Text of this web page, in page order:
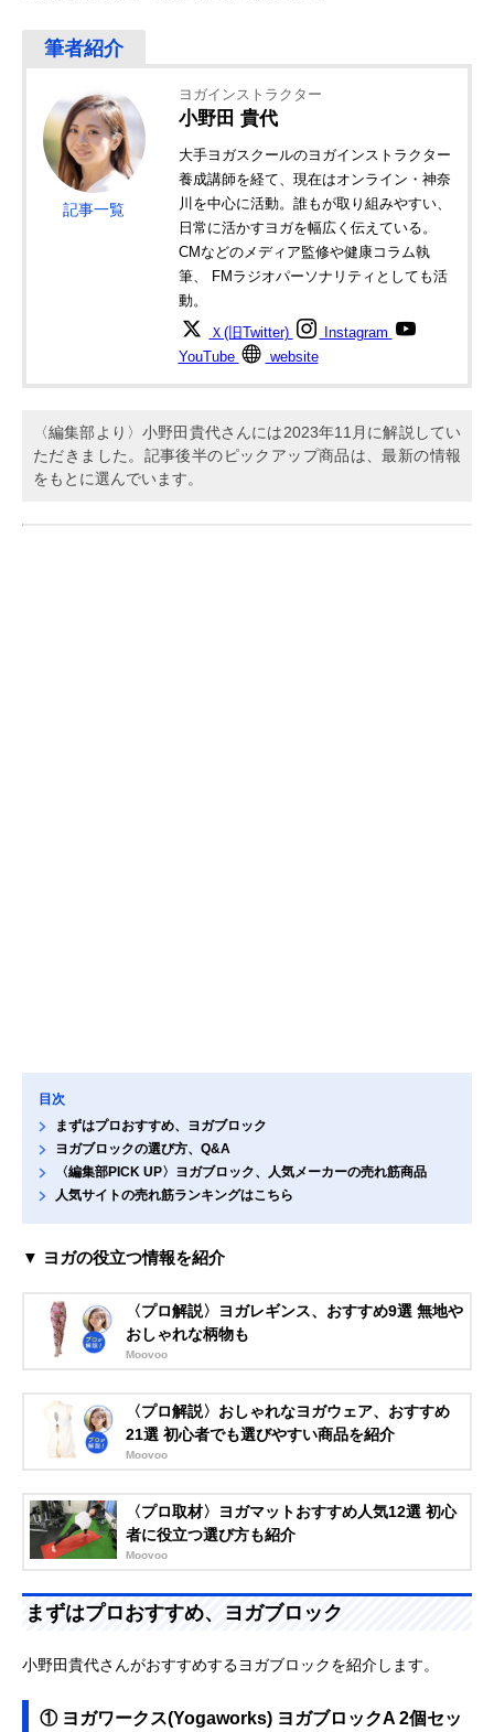
記事一覧
ヨガインストラクター
小野田 貴代
大手ヨガスクールのヨガインストラクター
養成講師を経て、現在はオンライン・神奈
川を中心に活動。誰もが取り組みやすい、
日常に活かすヨガを幅広く伝えている。
CMなどのメディア監修や健康コラム執
筆、 FMラジオパーソナリティとしても活
動。
Ｘ(旧Twitter)
Instagram
YouTube
website
〈編集部より〉小野田貴代さんには2023年11月に解説してい
ただきました。記事後半のピックアップ商品は、最新の情報
をもとに選んでいます。
目次
まずはプロおすすめ、ヨガブロック
ヨガブロックの選び方、Q&A
〈編集部PICK UP〉ヨガブロック、人気メーカーの売れ筋商品
人気サイトの売れ筋ランキングはこちら
▼ ヨガの役立つ情報を紹介
〈プロ解説〉ヨガレギンス、おすすめ9選 無地や
おしゃれな柄物も
Moovoo
〈プロ解説〉おしゃれなヨガウェア、おすすめ
21選 初心者でも選びやすい商品を紹介
Moovoo
〈プロ取材〉ヨガマットおすすめ人気12選 初心
者に役立つ選び方も紹介
Moovoo
まずはプロおすすめ、ヨガブロック
小野田貴代さんがおすすめするヨガブロックを紹介します。
① ヨガワークス(Yogaworks) ヨガブロックA 2個セッ